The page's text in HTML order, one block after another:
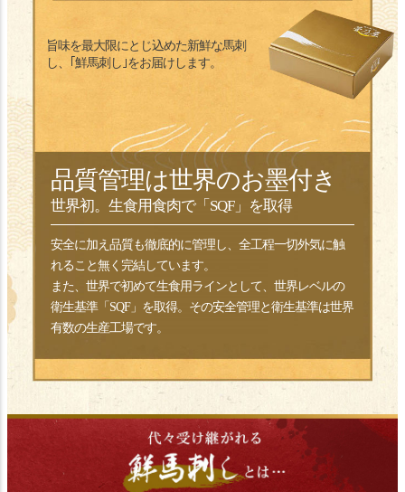
旨味を最大限にとじ込めた新鮮な馬刺
し、
｢鮮馬刺し｣をお届けします。
品質管理は世界のお墨付き
世界初。生食用食肉で「SQF」を取得
安全に加え品質も徹底的に管理し、全工程一切外気に触
れること無く完結しています。
また、世界で初めて生食用ラインとして、世界レベルの
衛生基準「SQF」を取得。その安全管理と衛生基準は世界
有数の生産工場です。